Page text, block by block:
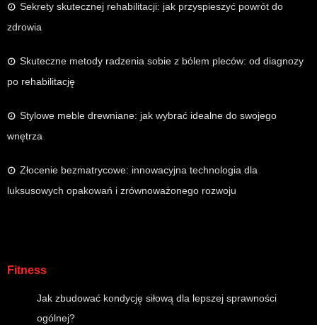
Sekrety skutecznej rehabilitacji: jak przyspieszyć powrót do
zdrowia
Skuteczne metody radzenia sobie z bólem pleców: od diagnozy
po rehabilitację
Stylowe meble drewniane: jak wybrać idealne do swojego
wnętrza
Złocenie bezmatrycowe: innowacyjna technologia dla
luksusowych opakowań i zrównoważonego rozwoju
Fitness
Jak zbudować kondycję siłową dla lepszej sprawności
ogólnej?